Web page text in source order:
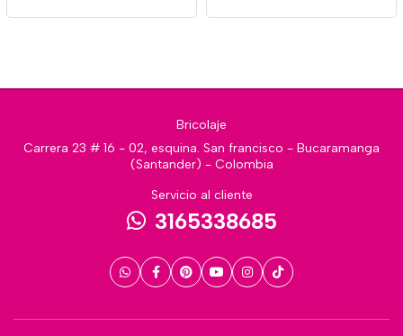
Bricolaje
Carrera 23 # 16 - 02, esquina. San francisco - Bucaramanga
(Santander) - Colombia
Servicio al cliente
3165338685